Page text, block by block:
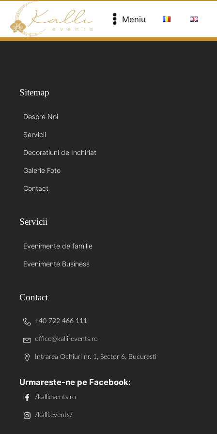
Meniu
Sitemap
Despre Noi
Servicii
Decoratiuni de Inchiriat
Galerie Foto
Contact
Servicii
Evenimente de familie
Evenimente Business
Contact
+40 722 466 111
office@kalli-events.ro
Intrarea Ochiuri nr. 1, Sector 6, Bucuresti
Urmareste-ne pe Facebook:
/kallievents.ro
/kalli.events/